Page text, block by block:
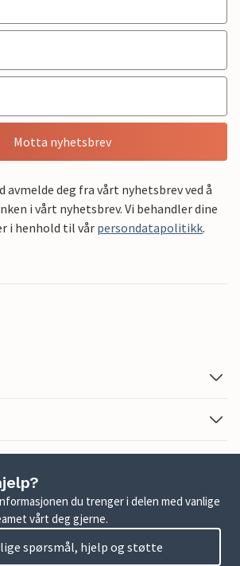
Motta nyhetsbrev
avmelde deg fra vårt nyhetsbrev ved å
i vårt nyhetsbrev. Vi behandler dine
i henhold til vår persondatapolitikk.
du trenger i delen med vanlige
vårt deg gjerne.
spørsmål, hjelp og støtte